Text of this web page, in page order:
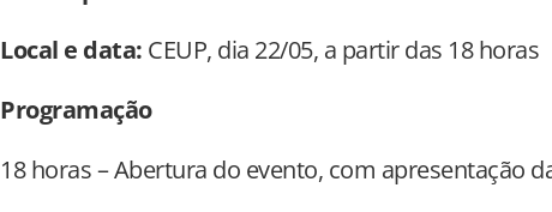
Local e data: CEUP, dia 22/05, a partir das 18 horas
Programação
18 horas – Abertura do evento, com apresentação